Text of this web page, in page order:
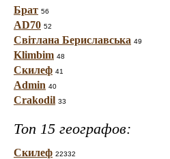
Брат 56
AD70 52
Світлана Бериславська 49
Klimbim 48
Скилеф 41
Admin 40
Crakodil 33
Топ 15 географов:
Скилеф 22332